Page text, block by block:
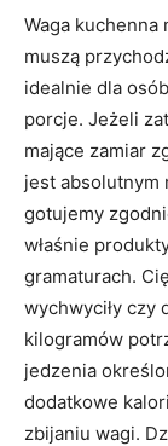
Waga
muszą
idealnie dla
porcje. Jeżeli
mające zamiar
jest absolutnym
gotujemy
właśnie
gramaturach.
wychwyciły czy
kilogramów
jedzenia
dodatkowe
zbijaniu wagi.